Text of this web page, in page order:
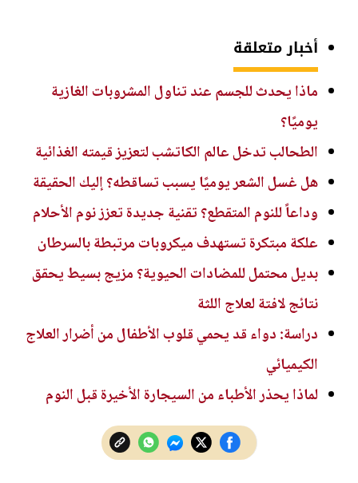
أخبار متعلقة
ماذا يحدث للجسم عند تناول المشروبات الغازية
يوميًا؟
الطحالب تدخل عالم الكاتشب لتعزيز قيمته الغذائية
هل غسل الشعر يوميًا يسبب تساقطه؟ إليك الحقيقة
وداعاً للنوم المتقطع؟ تقنية جديدة تعزز نوم الأحلام
علكة مبتكرة تستهدف ميكروبات مرتبطة بالسرطان
بديل محتمل للمضادات الحيوية؟ مزيج بسيط يحقق
نتائج لافتة لعلاج اللثة
دراسة: دواء قد يحمي قلوب الأطفال من أضرار العلاج
الكيميائي
لماذا يحذر الأطباء من السيجارة الأخيرة قبل النوم